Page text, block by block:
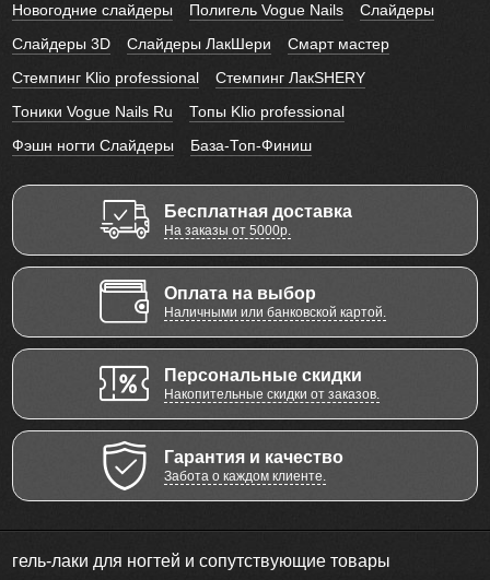
Новогодние слайдеры
Полигель Vogue Nails
Слайдеры
Слайдеры 3D
Слайдеры ЛакШери
Смарт мастер
Стемпинг Klio professional
Стемпинг ЛакSHERY
Тоники Vogue Nails Ru
Топы Klio professional
Фэшн ногти Слайдеры
База-Топ-Финиш
Бесплатная доставка
На заказы от 5000р.
Оплата на выбор
Наличными или банковской картой.
Персональные скидки
Накопительные скидки от заказов.
Гарантия и качество
Забота о каждом клиенте.
гель-лаки для ногтей и сопутствующие товары